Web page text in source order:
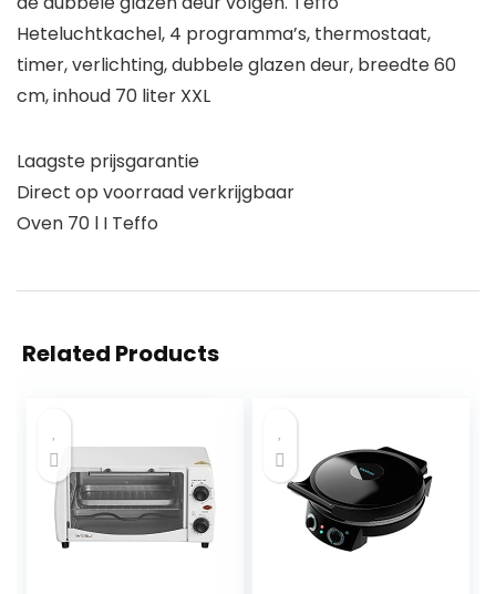
Heteluchtkachel, 4 programma’s, thermostaat,
timer, verlichting, dubbele glazen deur, breedte 60
cm, inhoud 70 liter XXL
Laagste prijsgarantie
Direct op voorraad verkrijgbaar
Oven 70 l I Teffo
Related Products